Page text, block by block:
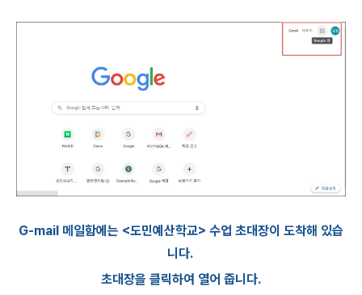
G-mail 메일함에는 <도민예산학교> 수업 초대장이 도착해 있습
니다.
초대장을 클릭하여 열어 줍니다.